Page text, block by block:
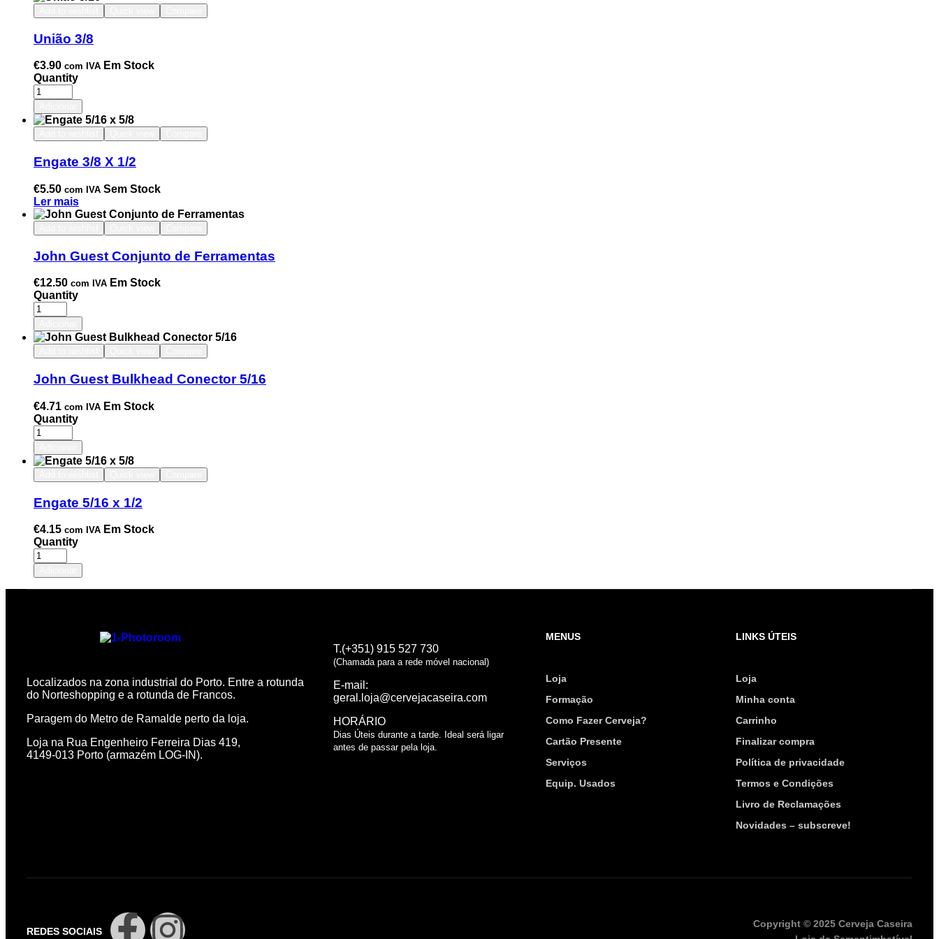
União 3/8
€3.90 com IVA Em Stock
Quantity
Engate 3/8 X 1/2
€5.50 com IVA Sem Stock
Ler mais
John Guest Conjunto de Ferramentas
€12.50 com IVA Em Stock
Quantity
John Guest Bulkhead Conector 5/16
€4.71 com IVA Em Stock
Quantity
Engate 5/16 x 1/2
€4.15 com IVA Em Stock
Quantity
Localizados na zona industrial do Porto. Entre a rotunda
do Norteshopping e a rotunda de Francos.
Paragem do Metro de Ramalde perto da loja.
Loja na Rua Engenheiro Ferreira Dias 419,
4149-013 Porto (armazém LOG-IN).
T.(+351) 915 527 730
(Chamada para a rede móvel nacional)
E-mail:
geral.loja@cervejacaseira.com
HORÁRIO
Dias Úteis durante a tarde. Ideal será ligar
antes de passar pela loja.
MENUS
Loja
Formação
Como Fazer Cerveja?
Cartão Presente
Serviços
Equip. Usados
LINKS ÚTEIS
Loja
Minha conta
Carrinho
Finalizar compra
Política de privacidade
Termos e Condições
Livro de Reclamações
Novidades – subscreve!
REDES SOCIAIS
Copyright © 2025 Cerveja Caseira